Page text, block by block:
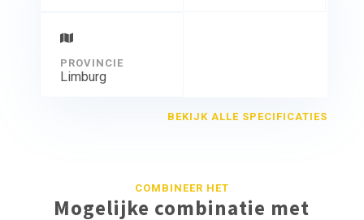
PROVINCIE
Limburg
BEKIJK ALLE SPECIFICATIES
COMBINEER HET
Mogelijke combinatie met